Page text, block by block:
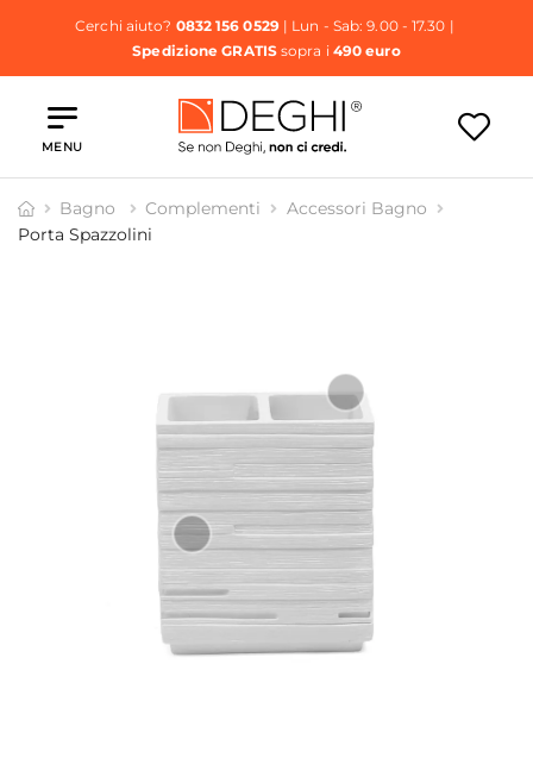
Cerchi aiuto? 0832 156 0529| Lun - Sab: 9.00 - 17.30 |
Spedizione GRATISsopra i 490 euro
MENU
Bagno Complementi
Accessori Bagno
Porta Spazzolini